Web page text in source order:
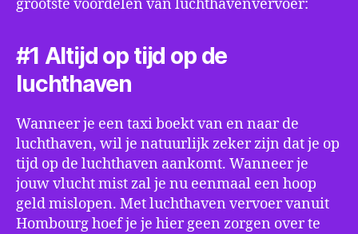
grootste voordelen van luchthavenvervoer:
#1 Altijd op tijd op de
luchthaven
Wanneer je een taxi boekt van en naar de
luchthaven, wil je natuurlijk zeker zijn dat je op
tijd op de luchthaven aankomt. Wanneer je
jouw vlucht mist zal je nu eenmaal een hoop
geld mislopen. Met luchthaven vervoer vanuit
Hombourg hoef je je hier geen zorgen over te